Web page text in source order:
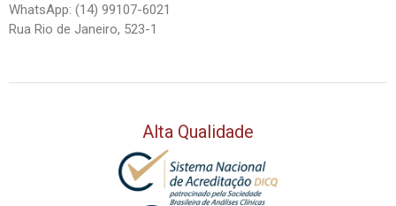
WhatsApp: (14) 99107-6021
Rua Rio de Janeiro, 523-1
Alta Qualidade